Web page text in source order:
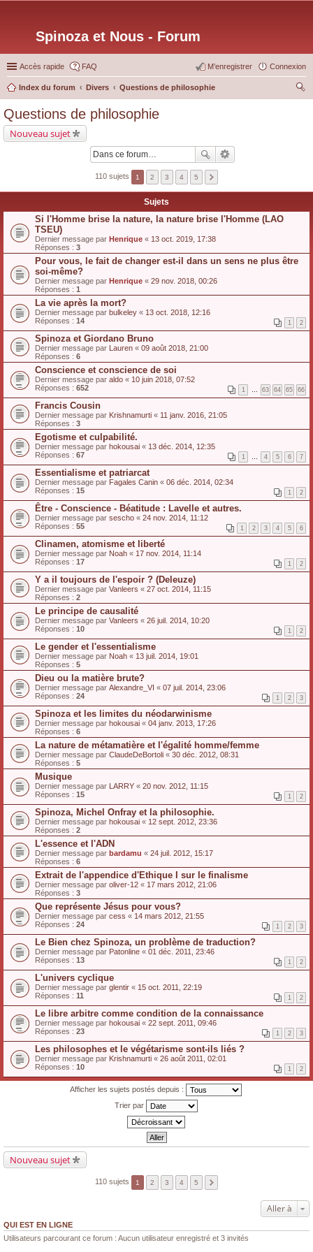
Spinoza et Nous - Forum
Accès rapide FAQ Connexion
M’enregistrer
Index du forum Divers
Questions de philosophie
Questions de philosophie
Nouveau sujet
110 sujets 1 2 3 4 5
Sujets
Si l'Homme brise la nature, la nature brise l'Homme (LAO
TSEU)
Dernier message par Henrique « 13 oct. 2019, 17:38
Réponses : 3
Pour vous, le fait de changer est-il dans un sens ne plus être
soi-même?
Dernier message par Henrique « 29 nov. 2018, 00:26
Réponses : 1
La vie après la mort?
Dernier message par bulkeley « 13 oct. 2018, 12:16
Réponses : 14 1 2
Spinoza et Giordano Bruno
Dernier message par Lauren « 09 août 2018, 21:00
Réponses : 6
Conscience et conscience de soi
Dernier message par aldo « 10 juin 2018, 07:52
Réponses : 652 1 … 63 64 65 66
Francis Cousin
Dernier message par Krishnamurti « 11 janv. 2016, 21:05
Réponses : 3
Egotisme et culpabilité.
Dernier message par hokousai « 13 déc. 2014, 12:35
Réponses : 67 1 … 4 5 6 7
Essentialisme et patriarcat
Dernier message par Fagales Canin « 06 déc. 2014, 02:34
Réponses : 15 1 2
Être - Conscience - Béatitude : Lavelle et autres.
Dernier message par sescho « 24 nov. 2014, 11:12
Réponses : 55 1 2 3 4 5 6
Clinamen, atomisme et liberté
Dernier message par Noah « 17 nov. 2014, 11:14
Réponses : 17 1 2
Y a il toujours de l'espoir ? (Deleuze)
Dernier message par Vanleers « 27 oct. 2014, 11:15
Réponses : 2
Le principe de causalité
Dernier message par Vanleers « 26 juil. 2014, 10:20
Réponses : 10 1 2
Le gender et l'essentialisme
Dernier message par Noah « 13 juil. 2014, 19:01
Réponses : 5
Dieu ou la matière brute?
Dernier message par Alexandre_VI « 07 juil. 2014, 23:06
Réponses : 24 1 2 3
Spinoza et les limites du néodarwinisme
Dernier message par hokousai « 04 janv. 2013, 17:26
Réponses : 6
La nature de métamatière et l'égalité homme/femme
Dernier message par ClaudeDeBortoli « 30 déc. 2012, 08:31
Réponses : 5
Musique
Dernier message par LARRY « 20 nov. 2012, 11:15
Réponses : 15 1 2
Spinoza, Michel Onfray et la philosophie.
Dernier message par hokousai « 12 sept. 2012, 23:36
Réponses : 2
L'essence et l'ADN
Dernier message par bardamu « 24 juil. 2012, 15:17
Réponses : 6
Extrait de l'appendice d'Ethique I sur le finalisme
Dernier message par oliver-12 « 17 mars 2012, 21:06
Réponses : 3
Que représente Jésus pour vous?
Dernier message par cess « 14 mars 2012, 21:55
Réponses : 24 1 2 3
Le Bien chez Spinoza, un problème de traduction?
Dernier message par Patonline « 01 déc. 2011, 23:46
Réponses : 13 1 2
L'univers cyclique
Dernier message par glentir « 15 oct. 2011, 22:19
Réponses : 11 1 2
Le libre arbitre comme condition de la connaissance
Dernier message par hokousai « 22 sept. 2011, 09:46
Réponses : 23 1 2 3
Les philosophes et le végétarisme sont-ils liés ?
Dernier message par Krishnamurti « 26 août 2011, 02:01
Réponses : 10 1 2
Afficher les sujets postés depuis :
Trier par
Nouveau sujet
110 sujets 1 2 3 4 5
Aller à
QUI EST EN LIGNE
Utilisateurs parcourant ce forum : Aucun utilisateur enregistré et 3 invités